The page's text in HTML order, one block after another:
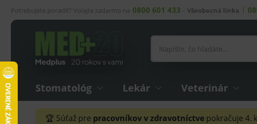
Potrebujete poradiť? Volajte zadarmo na 0800 601 433 – Všeobecná linka
Stomatológ Lekár Veterinár
🏆 Súťaž pre pracovníkov v zdravotníctve pokračuje 4.